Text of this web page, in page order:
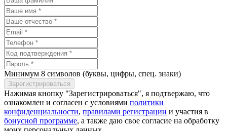
Минимум 8 символов (буквы, цифры, спец. знаки)
Нажимая кнопку "Зарегистрироваться", я подтвержаю, что
ознакомлен и согласен с условиями политики
конфиденциальности, правилами регистрации и участия в
бонусной программе, а также даю свое согласие на обработку